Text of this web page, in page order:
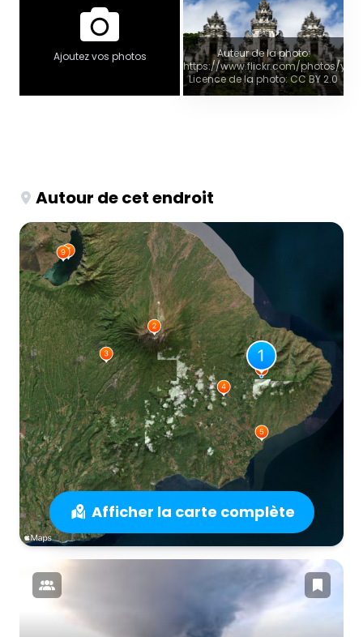
Ajoutez vos photos
Auteur de la photo:
https://www.flickr.com/photos/
Licence de la photo: CC BY 2.0
Autour de cet endroit
Afficher la carte complète